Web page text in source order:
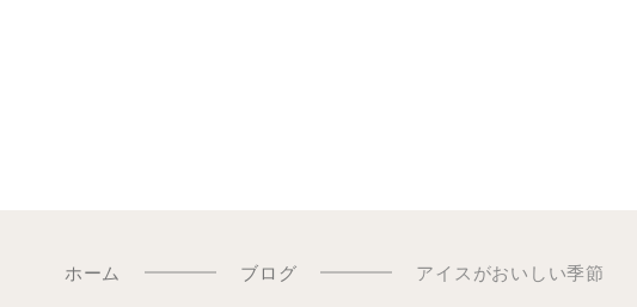
ホーム ブログ アイスがおいしい季節